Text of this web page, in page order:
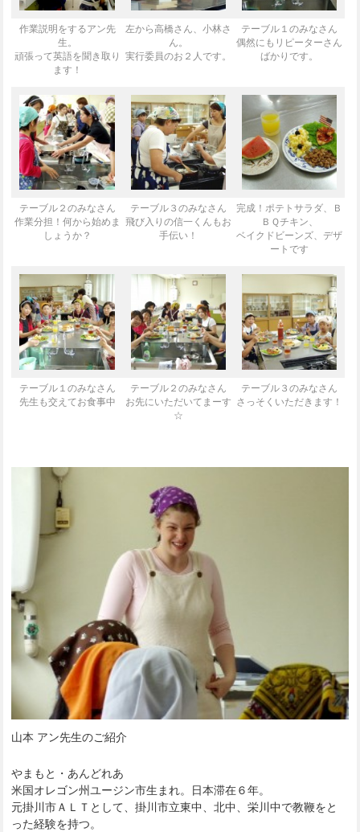
作業説明をするアン先
生。
頑張って英語を聞き取り
ます！
左から高橋さん、小林さ
ん。
実行委員のお２人です。
テーブル１のみなさん
偶然にもリピーターさん
ばかりです。
テーブル２のみなさん
作業分担！何から始めま
しょうか？
テーブル３のみなさん
飛び入りの信一くんもお
手伝い！
完成！ポテトサラダ、Ｂ
ＢＱチキン、
ベイクドビーンズ、デザ
ートです
テーブル１のみなさん
先生も交えてお食事中
テーブル２のみなさん
お先にいただいてまーす
☆
テーブル３のみなさん
さっそくいただきます！
山本 アン先生のご紹介
やまもと・あんどれあ
米国オレゴン州ユージン市生まれ。日本滞在６年。
元掛川市ＡＬＴとして、掛川市立東中、北中、栄川中で教鞭をと
った経験を持つ。